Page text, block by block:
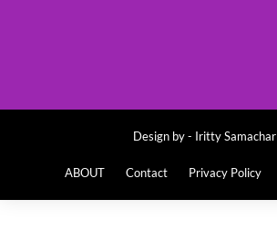
Design by - Iritty Samachar
ABOUT Contact Privacy Policy